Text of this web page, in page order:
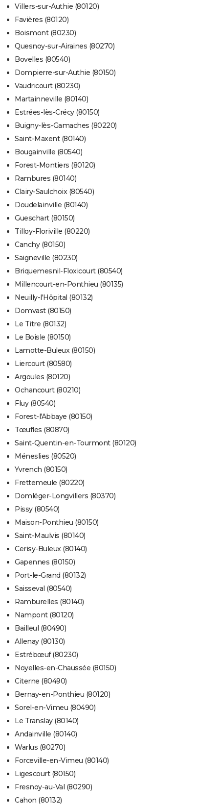
Villers-sur-Authie (80120)
Favières (80120)
Boismont (80230)
Quesnoy-sur-Airaines (80270)
Bovelles (80540)
Dompierre-sur-Authie (80150)
Vaudricourt (80230)
Martainneville (80140)
Estrées-lès-Crécy (80150)
Buigny-lès-Gamaches (80220)
Saint-Maxent (80140)
Bougainville (80540)
Forest-Montiers (80120)
Rambures (80140)
Clairy-Saulchoix (80540)
Doudelainville (80140)
Gueschart (80150)
Tilloy-Floriville (80220)
Canchy (80150)
Saigneville (80230)
Briquemesnil-Floxicourt (80540)
Millencourt-en-Ponthieu (80135)
Neuilly-l'Hôpital (80132)
Domvast (80150)
Le Titre (80132)
Le Boisle (80150)
Lamotte-Buleux (80150)
Liercourt (80580)
Argoules (80120)
Ochancourt (80210)
Fluy (80540)
Forest-l'Abbaye (80150)
Tœufles (80870)
Saint-Quentin-en-Tourmont (80120)
Méneslies (80520)
Yvrench (80150)
Frettemeule (80220)
Domléger-Longvillers (80370)
Pissy (80540)
Maison-Ponthieu (80150)
Saint-Maulvis (80140)
Cerisy-Buleux (80140)
Gapennes (80150)
Port-le-Grand (80132)
Saisseval (80540)
Ramburelles (80140)
Nampont (80120)
Bailleul (80490)
Allenay (80130)
Estrébœuf (80230)
Noyelles-en-Chaussée (80150)
Citerne (80490)
Bernay-en-Ponthieu (80120)
Sorel-en-Vimeu (80490)
Le Translay (80140)
Andainville (80140)
Warlus (80270)
Forceville-en-Vimeu (80140)
Ligescourt (80150)
Fresnoy-au-Val (80290)
Cahon (80132)